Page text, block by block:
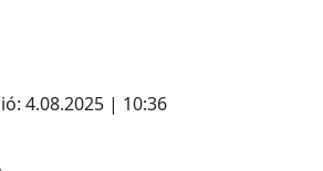
4.08.2025 | 10:36